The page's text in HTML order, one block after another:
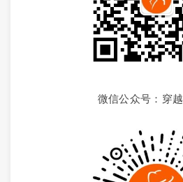
微信公众号：穿